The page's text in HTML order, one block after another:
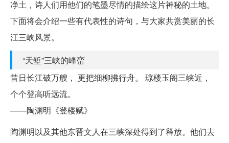
净土，诗人们用他们的笔墨尽情的描绘这片神秘的土地。
下面将会介绍一些有代表性的诗句，与大家共赏美丽的长
江三峡风景。
“天堑”三峡的峰峦
昔日长江破万艘， 更把细柳拂行舟。 琼楼玉阁三峡近，
个个登高听远流。
——陶渊明《登楼赋》
陶渊明以及其他东晋文人在三峡深处得到了释放。他们去